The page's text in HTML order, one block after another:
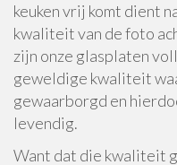
keuken vrij komt dient
kwaliteit van de foto
zijn onze glasplaten
geweldige kwaliteit
gewaarborgd en
levendig.
Want dat die kwaliteit